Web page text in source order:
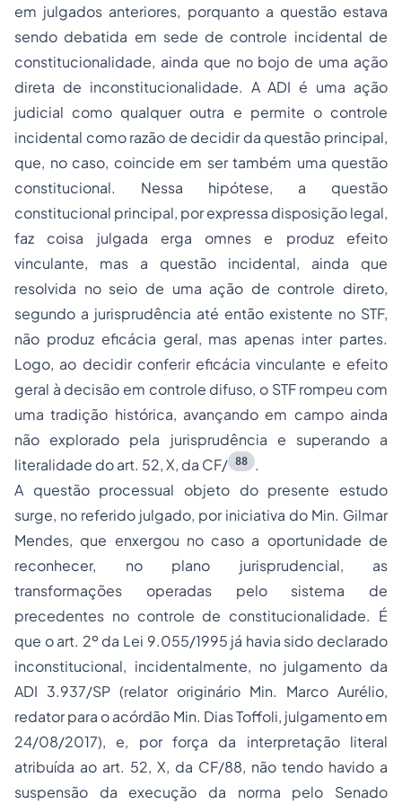
em julgados anteriores, porquanto a questão estava
sendo debatida em sede de controle incidental de
constitucionalidade, ainda que no bojo de uma ação
direta de inconstitucionalidade. A ADI é uma ação
judicial como qualquer outra e permite o controle
incidental como razão de decidir da questão principal,
que, no caso, coincide em ser também uma questão
constitucional. Nessa hipótese, a questão
constitucional principal, por expressa disposição legal,
faz coisa julgada erga omnes e produz efeito
vinculante, mas a questão incidental, ainda que
resolvida no seio de uma ação de controle direto,
segundo a jurisprudência até então existente no STF,
não produz eficácia geral, mas apenas inter partes.
Logo, ao decidir conferir eficácia vinculante e efeito
geral à decisão em controle difuso, o STF rompeu com
uma tradição histórica, avançando em campo ainda
não explorado pela jurisprudência e superando a
literalidade do art. 52, X, da CF/ 88
.
A questão processual objeto do presente estudo
surge, no referido julgado, por iniciativa do Min. Gilmar
Mendes, que enxergou no caso a oportunidade de
reconhecer, no plano jurisprudencial, as
transformações operadas pelo sistema de
precedentes no controle de constitucionalidade. É
que o art. 2º da Lei 9.055/1995 já havia sido declarado
inconstitucional, incidentalmente, no julgamento da
ADI 3.937/SP (relator originário Min. Marco Aurélio,
redator para o acórdão Min. Dias Toffoli, julgamento em
24/08/2017), e, por força da interpretação literal
atribuída ao art. 52, X, da CF/88, não tendo havido a
suspensão da execução da norma pelo Senado